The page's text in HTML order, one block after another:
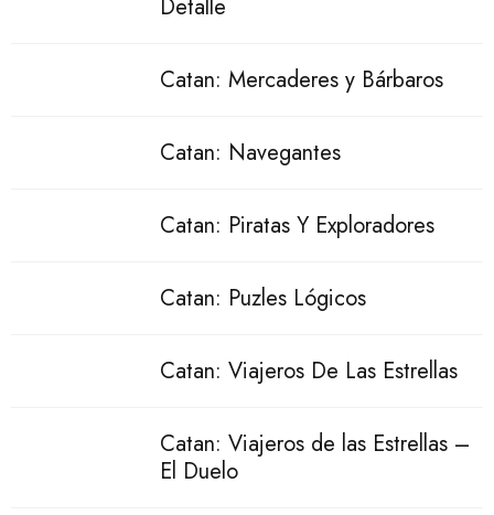
Detalle
Catan: Mercaderes y Bárbaros
Catan: Navegantes
Catan: Piratas Y Exploradores
Catan: Puzles Lógicos
Catan: Viajeros De Las Estrellas
Catan: Viajeros de las Estrellas –
El Duelo